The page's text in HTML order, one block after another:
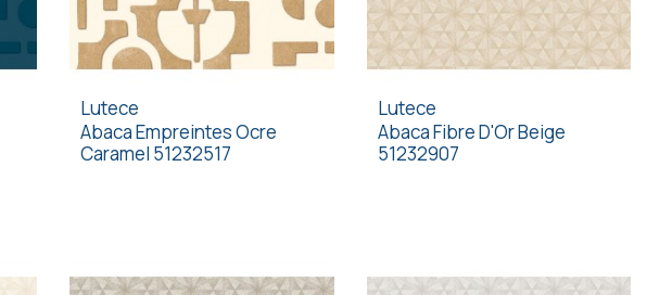
Lutece
Abaca Empreintes Ocre
Caramel 51232517
Lutece
Abaca Fibre D'Or Beige
51232907